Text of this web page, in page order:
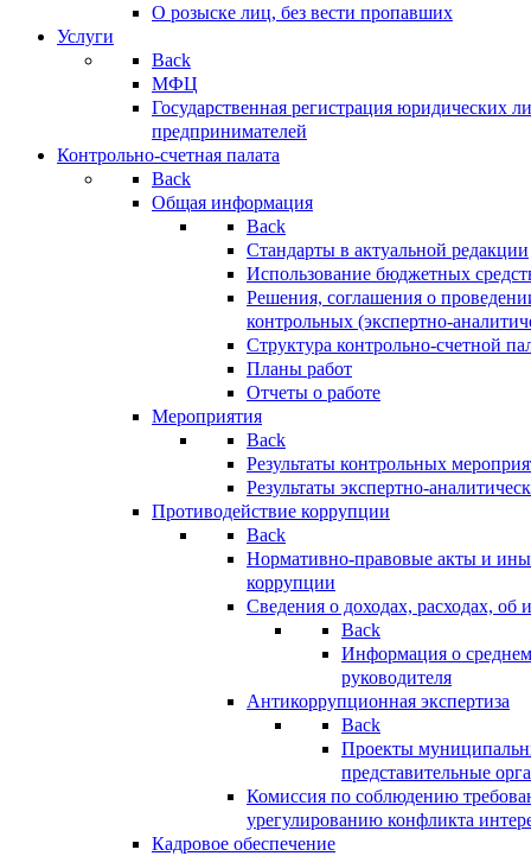
О розыске лиц, без вести пропавших
Услуги
Back
МФЦ
Государственная регистрация юридических
предпринимателей
Контрольно-счетная палата
Back
Общая информация
Back
Стандарты в актуальной редакции
Использование бюджетных
Решения, соглашения о
контрольных (экспертно-
Структура контрольно-счетной
Планы работ
Отчеты о работе
Мероприятия
Back
Результаты контрольных
Результаты экспертно-
Противодействие коррупции
Back
Нормативно-правовые акты и
коррупции
Сведения о доходах, расходах, об
Back
Информация о
руководителя
Антикоррупционная экспертиза
Back
Проекты
представительные
Комиссия по соблюдению
урегулированию конфликта
Кадровое обеспечение